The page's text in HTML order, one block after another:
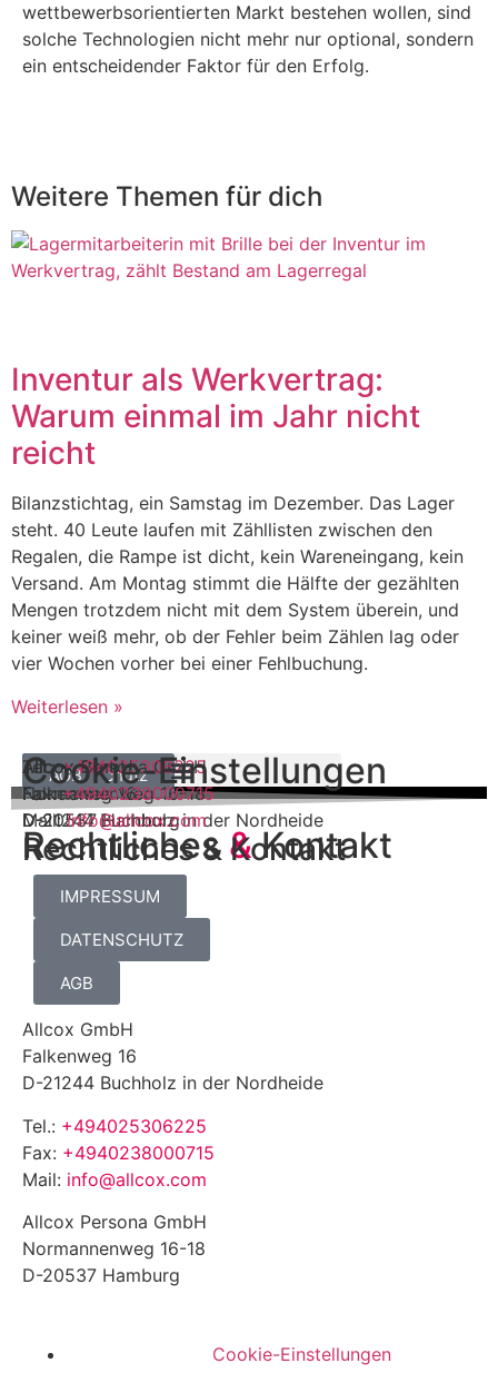
wettbewerbsorientierten Markt bestehen wollen, sind
solche Technologien nicht mehr nur optional, sondern
ein entscheidender Faktor für den Erfolg.
Weitere Themen für dich
Inventur als Werkvertrag:
Warum einmal im Jahr nicht
reicht
Bilanzstichtag, ein Samstag im Dezember. Das Lager
steht. 40 Leute laufen mit Zähllisten zwischen den
Regalen, die Rampe ist dicht, kein Wareneingang, kein
Versand. Am Montag stimmt die Hälfte der gezählten
Mengen trotzdem nicht mit dem System überein, und
keiner weiß mehr, ob der Fehler beim Zählen lag oder
vier Wochen vorher bei einer Fehlbuchung.
Weiterlesen »
Rechtliches& Kontakt
Impressum
Datenschutz
AGB
Allcox GmbH
Falkenweg 16
D-21244 Buchholz in der Nordheide
Allcox Persona GmbH
Normannenweg 16-18
D-20537 Hamburg
Tel.:+494025306225
Fax:+4940238000715
Mail:info@allcox.com
Cookie-Einstellungen
Rechtliches &Kontakt
IMPRESSUM
DATENSCHUTZ
AGB
Allcox GmbH
Falkenweg 16
D-21244 Buchholz in der Nordheide
Tel.: +494025306225
Fax: +4940238000715
Mail: info@allcox.com
Allcox Persona GmbH
Normannenweg 16-18
D-20537 Hamburg
Cookie-Einstellungen